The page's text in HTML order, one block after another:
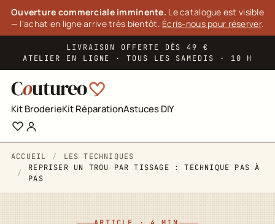
Ouverture commerciale imminente. Le catalogue est visible
— l'achat en ligne arrive très bientôt. Écris-nous pour réserver.
LIVRAISON OFFERTE DÈS 49 €
ATELIER EN LIGNE · TOUS LES SAMEDIS · 10 H
Coutureo
Kit BroderieKit RéparationAstuces DIY
ACCUEIL
LES TECHNIQUES
REPRISER UN TROU PAR TISSAGE : TECHNIQUE PAS À
PAS
Panneau de gestion des cookies